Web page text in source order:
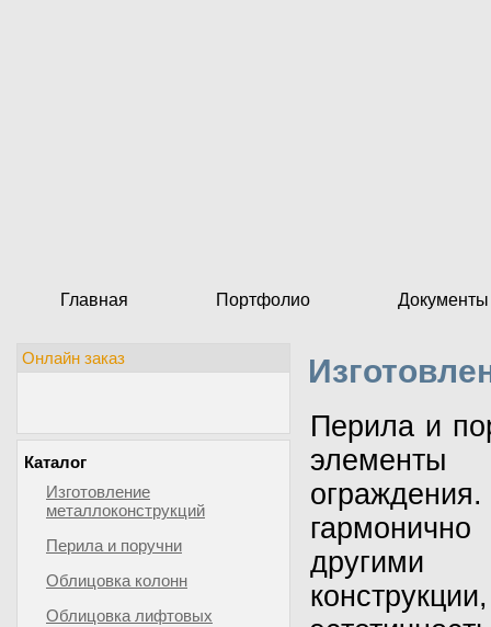
Главная Портфолио Документы
Онлайн заказ
Каталог
Изготовление
металлоконструкций
Перила и поручни
Облицовка колонн
Облицовка лифтовых
Перила и
элементы